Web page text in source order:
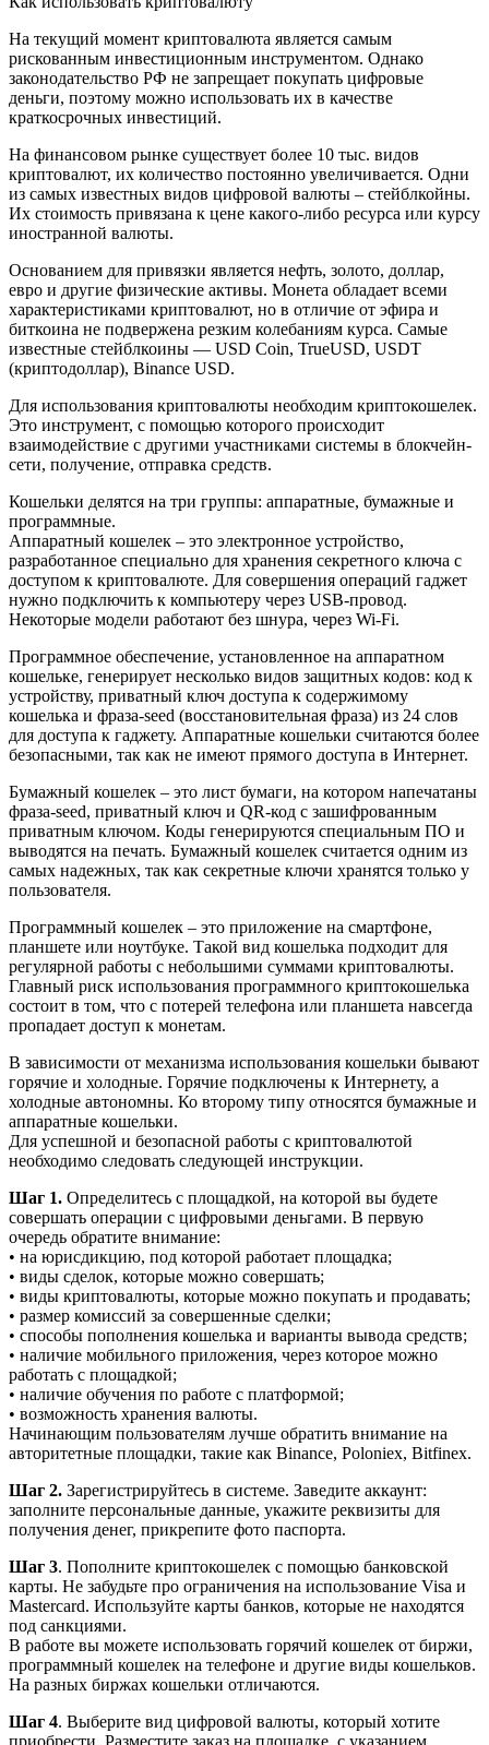
На текущий момент криптовалюта является самым
рискованным инвестиционным инструментом. Однако
законодательство РФ не запрещает покупать цифровые
деньги, поэтому можно использовать их в качестве
краткосрочных инвестиций.
На финансовом рынке существует более 10 тыс. видов
криптовалют, их количество постоянно увеличивается. Одни
из самых известных видов цифровой валюты – стейблкойны.
Их стоимость привязана к цене какого-либо ресурса или курсу
иностранной валюты.
Основанием для привязки является нефть, золото, доллар,
евро и другие физические активы. Монета обладает всеми
характеристиками криптовалют, но в отличие от эфира и
биткоина не подвержена резким колебаниям курса. Самые
известные стейблкоины — USD Coin, TrueUSD, USDT
(криптодоллар), Binance USD.
Для использования криптовалюты необходим криптокошелек.
Это инструмент, с помощью которого происходит
взаимодействие с другими участниками системы в блокчейн-
сети, получение, отправка средств.
Кошельки делятся на три группы: аппаратные, бумажные и
программные.
Аппаратный кошелек – это электронное устройство,
разработанное специально для хранения секретного ключа с
доступом к криптовалюте. Для совершения операций гаджет
нужно подключить к компьютеру через USB-провод.
Некоторые модели работают без шнура, через Wi-Fi.
Программное обеспечение, установленное на аппаратном
кошельке, генерирует несколько видов защитных кодов: код к
устройству, приватный ключ доступа к содержимому
кошелька и фраза-seed (восстановительная фраза) из 24 слов
для доступа к гаджету. Аппаратные кошельки считаются более
безопасными, так как не имеют прямого доступа в Интернет.
Бумажный кошелек – это лист бумаги, на котором напечатаны
фраза-seed, приватный ключ и QR-код с зашифрованным
приватным ключом. Коды генерируются специальным ПО и
выводятся на печать. Бумажный кошелек считается одним из
самых надежных, так как секретные ключи хранятся только у
пользователя.
Программный кошелек – это приложение на смартфоне,
планшете или ноутбуке. Такой вид кошелька подходит для
регулярной работы с небольшими суммами криптовалюты.
Главный риск использования программного криптокошелька
состоит в том, что с потерей телефона или планшета навсегда
пропадает доступ к монетам.
В зависимости от механизма использования кошельки бывают
горячие и холодные. Горячие подключены к Интернету, а
холодные автономны. Ко второму типу относятся бумажные и
аппаратные кошельки.
Для успешной и безопасной работы с криптовалютой
необходимо следовать следующей инструкции.
Шаг 1. Определитесь с площадкой, на которой вы будете
совершать операции с цифровыми деньгами. В первую
очередь обратите внимание:
• на юрисдикцию, под которой работает площадка;
• виды сделок, которые можно совершать;
• виды криптовалюты, которые можно покупать и продавать;
• размер комиссий за совершенные сделки;
• способы пополнения кошелька и варианты вывода средств;
• наличие мобильного приложения, через которое можно
работать с площадкой;
• наличие обучения по работе с платформой;
• возможность хранения валюты.
Начинающим пользователям лучше обратить внимание на
авторитетные площадки, такие как Binance, Poloniex, Bitfinex.
Шаг 2. Зарегистрируйтесь в системе. Заведите аккаунт:
заполните персональные данные, укажите реквизиты для
получения денег, прикрепите фото паспорта.
Шаг 3. Пополните криптокошелек с помощью банковской
карты. Не забудьте про ограничения на использование Visa и
Mastercard. Используйте карты банков, которые не находятся
под санкциями.
В работе вы можете использовать горячий кошелек от биржи,
программный кошелек на телефоне и другие виды кошельков.
На разных биржах кошельки отличаются.
Шаг 4. Выберите вид цифровой валюты, который хотите
приобрести. Разместите заказ на площадке, с указанием